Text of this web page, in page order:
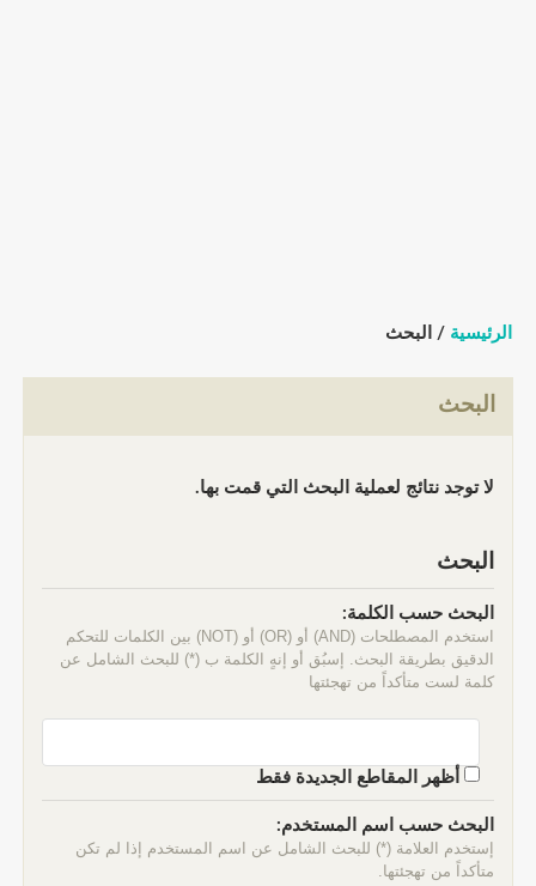
الرئيسية / البحث
البحث
لا توجد نتائج لعملية البحث التي قمت بها.
البحث
البحث حسب الكلمة:
استخدم المصطلحات (AND) أو (OR) أو (NOT) بين الكلمات للتحكم
الدقيق بطريقة البحث. إسبُق أو إنهٍ الكلمة ب (*) للبحث الشامل عن
كلمة لست متأكداً من تهجئتها
أظهر المقاطع الجديدة فقط
البحث حسب اسم المستخدم:
إستخدم العلامة (*) للبحث الشامل عن اسم المستخدم إذا لم تكن
متأكداً من تهجئتها.